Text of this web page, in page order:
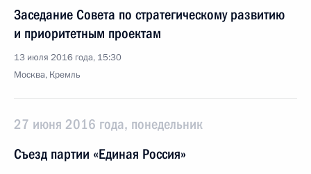
Заседание Совета по стратегическому развитию
и приоритетным проектам
13 июля 2016 года, 15:30
Москва, Кремль
27 июня 2016 года, понедельник
Съезд партии «Единая Россия»